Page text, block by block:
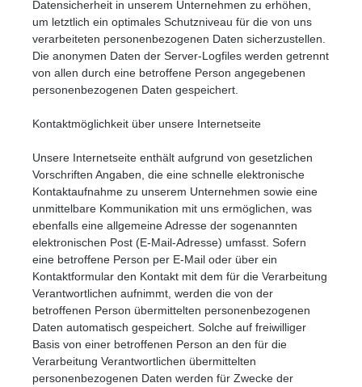
Datensicherheit in unserem Unternehmen zu erhöhen,
um letztlich ein optimales Schutzniveau für die von uns
verarbeiteten personenbezogenen Daten sicherzustellen.
Die anonymen Daten der Server-Logfiles werden getrennt
von allen durch eine betroffene Person angegebenen
personenbezogenen Daten gespeichert.
Kontaktmöglichkeit über unsere Internetseite
Unsere Internetseite enthält aufgrund von gesetzlichen
Vorschriften Angaben, die eine schnelle elektronische
Kontaktaufnahme zu unserem Unternehmen sowie eine
unmittelbare Kommunikation mit uns ermöglichen, was
ebenfalls eine allgemeine Adresse der sogenannten
elektronischen Post (E-Mail-Adresse) umfasst. Sofern
eine betroffene Person per E-Mail oder über ein
Kontaktformular den Kontakt mit dem für die Verarbeitung
Verantwortlichen aufnimmt, werden die von der
betroffenen Person übermittelten personenbezogenen
Daten automatisch gespeichert. Solche auf freiwilliger
Basis von einer betroffenen Person an den für die
Verarbeitung Verantwortlichen übermittelten
personenbezogenen Daten werden für Zwecke der